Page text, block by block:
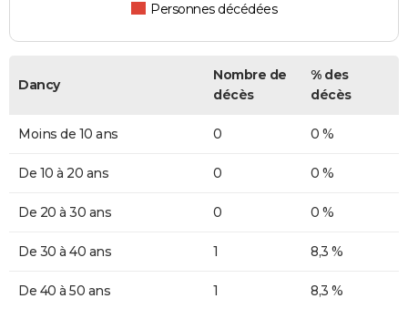
Personnes décédées
Dancy
Nombre de
décès
% des
décès
Moins de 10 ans 0 0 %
De 10 à 20 ans 0 0 %
De 20 à 30 ans 0 0 %
De 30 à 40 ans 1 8,3 %
De 40 à 50 ans 1 8,3 %